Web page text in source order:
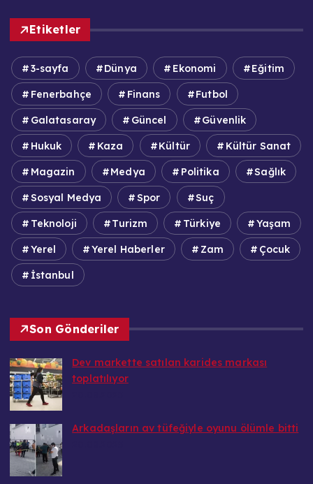
Etiketler
3-sayfa Dünya Ekonomi Eğitim
Fenerbahçe Finans Futbol
Galatasaray Güncel Güvenlik
Hukuk Kaza Kültür Kültür Sanat
Magazin Medya Politika Sağlık
Sosyal Medya Spor Suç
Teknoloji Turizm Türkiye Yaşam
Yerel Yerel Haberler Zam Çocuk
İstanbul
Son Gönderiler
Dev markette satılan karides markası
toplatılıyor
Arkadaşların av tüfeğiyle oyunu ölümle bitti